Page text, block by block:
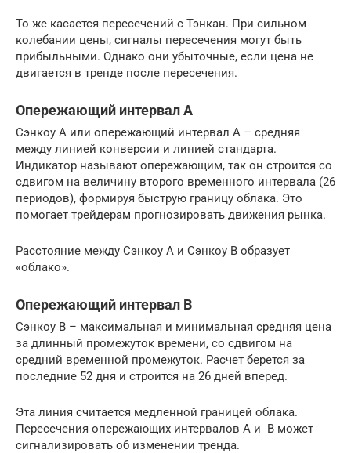
То же касается пересечений с Тэнкан. При сильном
колебании цены, сигналы пересечения могут быть
прибыльными. Однако они убыточные, если цена не
двигается в тренде после пересечения.
Опережающий интервал A
Сэнкоу A или опережающий интервал A – средняя
между линией конверсии и линией стандарта.
Индикатор называют опережающим, так он строится со
сдвигом на величину второго временного интервала (26
периодов), формируя быструю границу облака. Это
помогает трейдерам прогнозировать движения рынка.
Расстояние между Сэнкоу А и Сэнкоу В образует
«облако».
Опережающий интервал B
Сэнкоу B – максимальная и минимальная средняя цена
за длинный промежуток времени, со сдвигом на
средний временной промежуток. Расчет берется за
последние 52 дня и строится на 26 дней вперед.
Эта линия считается медленной границей облака.
Пересечения опережающих интервалов A и B может
сигнализировать об изменении тренда.